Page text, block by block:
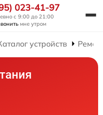
023-41-97
с 9:00 до 21:00
мне утром
устройств